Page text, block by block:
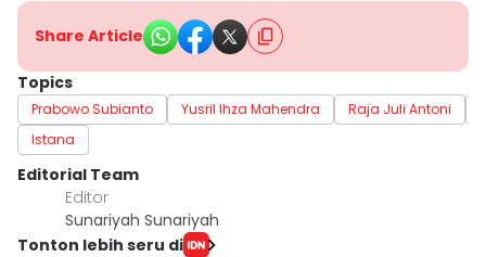
Share Article
Topics
Prabowo Subianto Yusril Ihza Mahendra Raja Juli Antoni
Istana
Editorial Team
Editor
Sunariyah Sunariyah
Tonton lebih seru di